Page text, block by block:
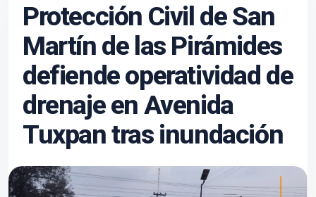
Protección Civil de San
Martín de las Pirámides
defiende operatividad de
drenaje en Avenida
Tuxpan tras inundación
Asistente conectado